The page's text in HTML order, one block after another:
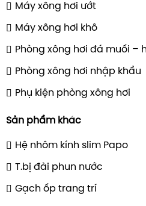
Máy xông hơi ướt
Máy xông hơi khô
Phòng xông hơi đá muối –
Phòng xông hơi nhập khẩu
Phụ kiện phòng xông hơi
Sản phẩm khác
Hệ nhôm kính slim Papo
T.bị đài phun nước
Gạch ốp trang trí